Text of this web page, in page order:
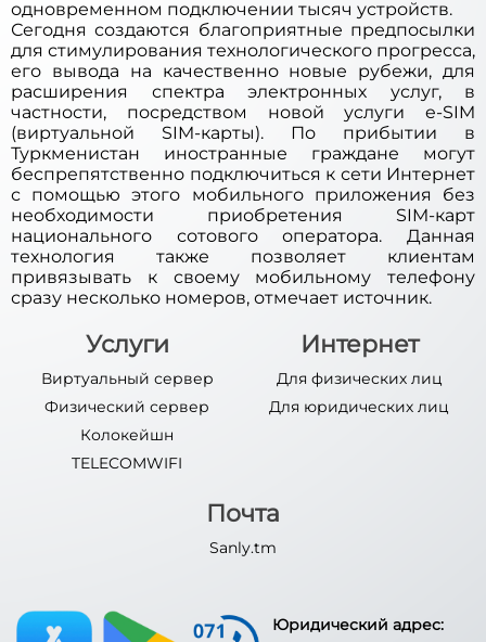
одновременном подключении тысяч устройств.
Сегодня создаются благоприятные предпосылки
для стимулирования технологического прогресса,
его вывода на качественно новые рубежи, для
расширения спектра электронных услуг, в
частности, посредством новой услуги e-SIM
(виртуальной SIM-карты). По прибытии в
Туркменистан иностранные граждане могут
беспрепятственно подключиться к сети Интернет
с помощью этого мобильного приложения без
необходимости приобретения SIM-карт
национального сотового оператора. Данная
технология также позволяет клиентам
привязывать к своему мобильному телефону
сразу несколько номеров, отмечает источник.
Услуги
Виртуальный сервер
Физический сервер
Колокейшн
TELECOMWIFI
Интернет
Для физических лиц
Для юридических лиц
Почта
Sanly.tm
Юридический адрес: